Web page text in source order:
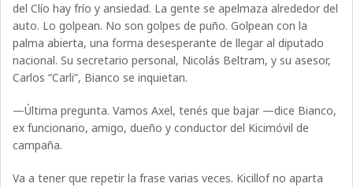
del Clío hay frío y ansiedad. La gente se apelmaza alrededor del
auto. Lo golpean. No son golpes de puño. Golpean con la
palma abierta, una forma desesperante de llegar al diputado
nacional. Su secretario personal, Nicolás Beltram, y su asesor,
Carlos “Carli”, Bianco se inquietan.
—Última pregunta. Vamos Axel, tenés que bajar —dice Bianco,
ex funcionario, amigo, dueño y conductor del Kicimóvil de
campaña.
Va a tener que repetir la frase varias veces. Kicillof no aparta